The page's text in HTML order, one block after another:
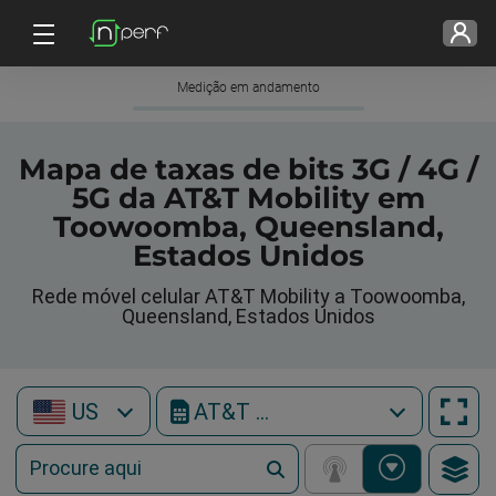
Medição em andamento
Mapa de taxas de bits 3G / 4G /
5G da AT&T Mobility em
Toowoomba, Queensland,
Estados Unidos
Rede móvel celular AT&T Mobility a Toowoomba,
Queensland, Estados Unidos
US AT&T Mobility